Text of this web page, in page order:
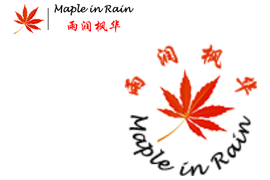
content
>历